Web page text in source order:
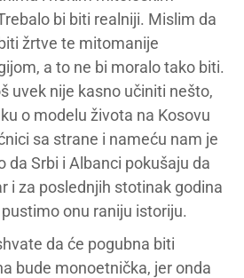
bi biti realniji. Mislim da
žrtve te mitomanije
a to ne bi moralo tako biti.
uvek nije kasno učiniti nešto,
o modelu života na Kosovu
sa strane i nameću nam je
da Srbi i Albanci pokušaju da
i za poslednjih stotinak godina
onu raniju istoriju.
da će pogubna biti
bude monoetnička, jer onda